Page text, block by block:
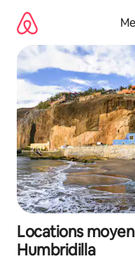
directement
contenu
Locations
Humbridilla